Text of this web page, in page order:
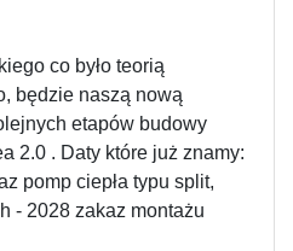
co było teorią
będzie naszą nową
etapów budowy
2.0 . Daty które już znamy:
pomp ciepła typu split,
- 2028 zakaz montażu